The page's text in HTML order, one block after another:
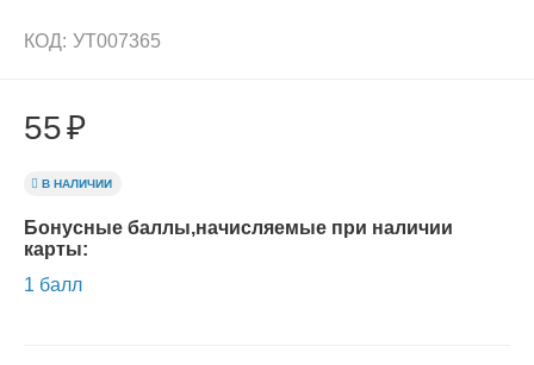
КОД: УТ007365
55₽
В НАЛИЧИИ
Бонусные баллы,начисляемые при наличии
карты:
1 балл